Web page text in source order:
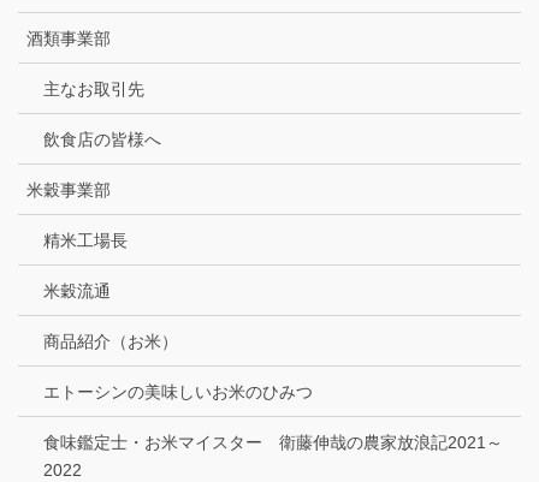
酒類事業部
主なお取引先
飲食店の皆様へ
米穀事業部
精米工場長
米穀流通
商品紹介（お米）
エトーシンの美味しいお米のひみつ
食味鑑定士・お米マイスター 衛藤伸哉の農家放浪記2021～
2022